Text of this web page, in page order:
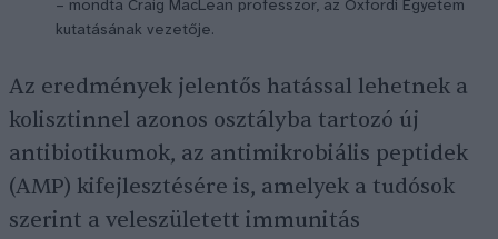
– mondta Craig MacLean professzor, az Oxfordi Egyetem
kutatásának vezetője.
Az eredmények jelentős hatással lehetnek a
kolisztinnel azonos osztályba tartozó új
antibiotikumok, az antimikrobiális peptidek
(AMP) kifejlesztésére is, amelyek a tudósok
szerint a veleszületett immunitás